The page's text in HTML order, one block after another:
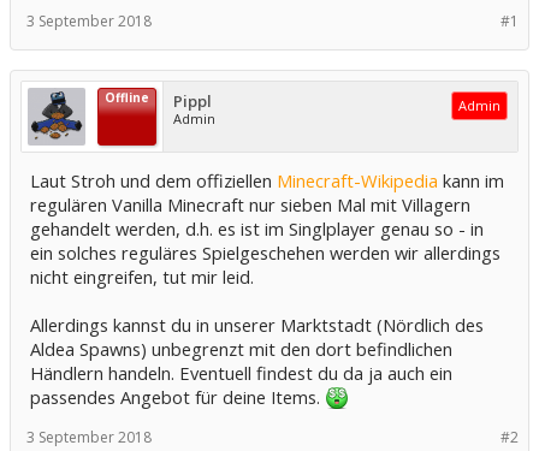
#1
3 September 2018
Offline Pippl
Admin
Admin
Laut Stroh und dem offiziellen Minecraft-Wikipedia kann im
regulären Vanilla Minecraft nur sieben Mal mit Villagern
gehandelt werden, d.h. es ist im Singlplayer genau so - in
ein solches reguläres Spielgeschehen werden wir allerdings
nicht eingreifen, tut mir leid.
Allerdings kannst du in unserer Marktstadt (Nördlich des
Aldea Spawns) unbegrenzt mit den dort befindlichen
Händlern handeln. Eventuell findest du da ja auch ein
passendes Angebot für deine Items.
#2
3 September 2018